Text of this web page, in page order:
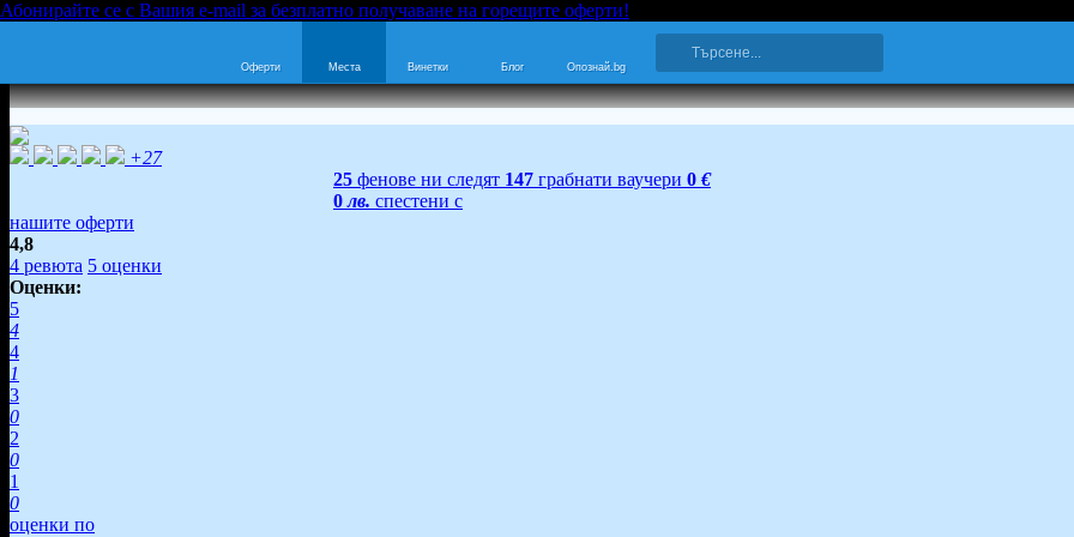
Абонирайте се с Вашия e-mail за безплатно получаване на горещите оферти!
Оферти Места Винетки Блог Опознай.bg
+27
25 фенове ни следят 147 грабнати ваучери 0 €
0лв. спестени с
нашите оферти
4,8
4 ревюта 5 оценки
Оценки:
5
4
4
1
3
0
2
0
1
0
оценки по